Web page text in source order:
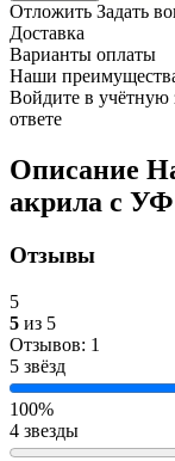
Отложить Задать
Доставка
Варианты оплаты
Наши
Войдите в учётную
ответе
Описание
акрила с
Отзывы
5
5 из 5
Отзывов: 1
5 звёзд
100%
4 звезды